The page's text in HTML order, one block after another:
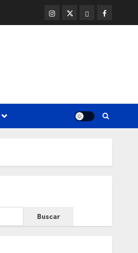
Instagram
@EnOriente
Twitter
(X)
ThreadsFacebook
Buscar